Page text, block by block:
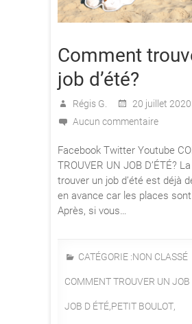
Comment
job d’été?
Régis G.
20 juillet 2020
Aucun commentaire
Facebook Twitter Youtube
TROUVER UN JOB D’ÉTÉ?
trouver un job d’été est déjà
en avance car les places
Après, si vous…
CATÉGORIE :NON CLASSÉ
COMMENT TROUVER UN JOB
JOB D ÉTÉ,PETIT BOULOT,